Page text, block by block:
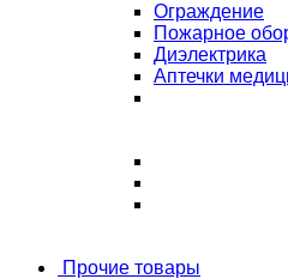
Ограждение
Пожарное
Диэлектрика
Аптечки
Прочие товары